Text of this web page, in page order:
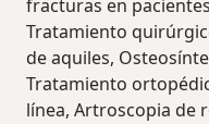
fracturas en
Tratamiento
de aquiles,
Tratamiento
línea, Artroscopia de